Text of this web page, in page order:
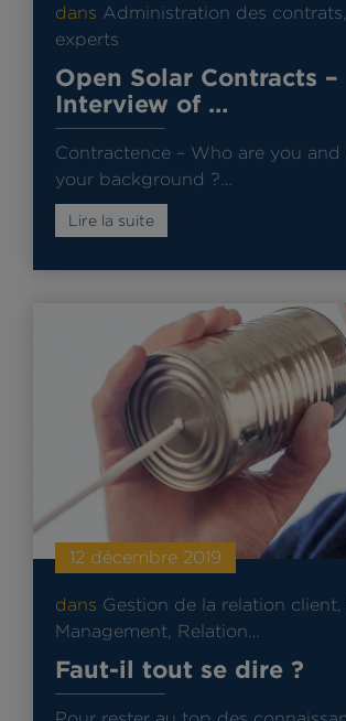
dans Administration des contrats
experts
Open Solar Contracts –
Interview of …
Contractence – Who are you and
your background ?…
Lire la suite
12 décembre 2019
dans Gestion de la relation client
Management
Relation…
Faut-il tout se dire ?